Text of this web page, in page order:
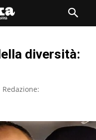
diversità:
Redazione: